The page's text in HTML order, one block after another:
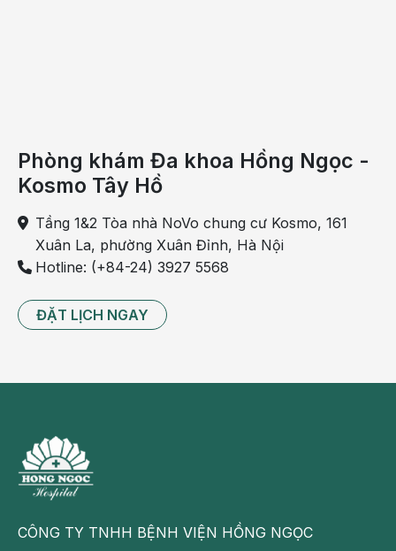
Phòng khám Đa khoa Hồng Ngọc -
Kosmo Tây Hồ
Tầng 1&2 Tòa nhà NoVo chung cư Kosmo, 161
Xuân La, phường Xuân Đỉnh, Hà Nội
Hotline: (+84-24) 3927 5568
ĐẶT LỊCH NGAY
CÔNG TY TNHH BỆNH VIỆN HỒNG NGỌC